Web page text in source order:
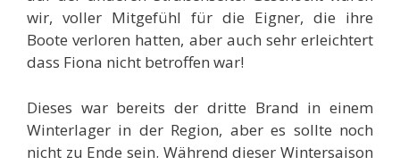
wir, voller Mitgefühl für die Eigner, die ihre
Boote verloren hatten, aber auch sehr erleichtert
dass Fiona nicht betroffen war!
Dieses war bereits der dritte Brand in einem
Winterlager in der Region, aber es sollte noch
nicht zu Ende sein. Während dieser Wintersaison